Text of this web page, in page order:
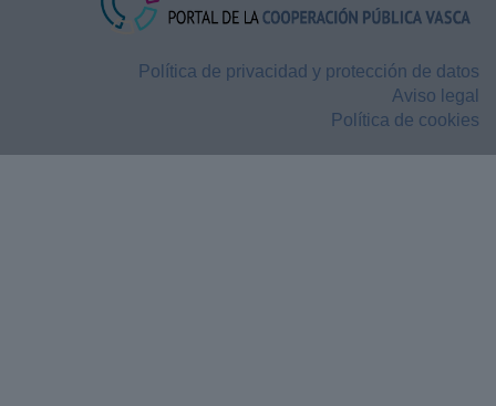
Política de privacidad y protección de datos
Aviso legal
Política de cookies